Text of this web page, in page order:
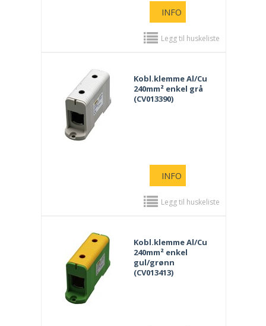
INFO
Legg til huskeliste
Kobl.klemme Al/Cu
240mm² enkel grå
(CV013390)
INFO
Legg til huskeliste
Kobl.klemme Al/Cu
240mm² enkel
gul/grønn
(CV013413)